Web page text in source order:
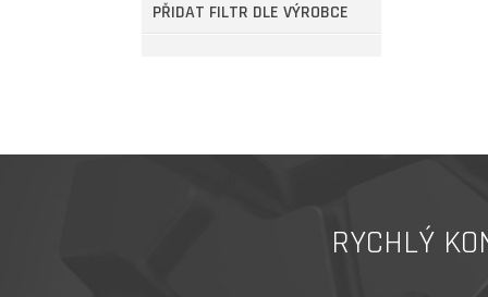
PŘIDAT FILTR DLE VÝROBCE
RYCHLÝ